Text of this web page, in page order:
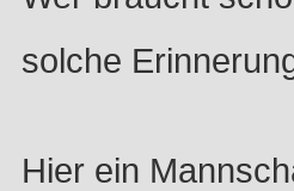
solche
Hier ein